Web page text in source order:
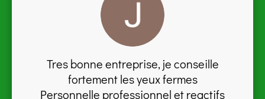
Tres bonne entreprise, je conseille
fortement les yeux fermes
Personnelle professionnel et reactifs